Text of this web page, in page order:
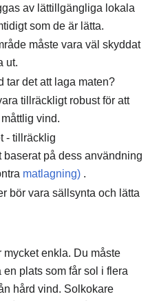
av lättillgängliga lokala
som de är lätta.
måste vara väl skyddat
ut.
tar det att laga maten?
tillräckligt robust för att
vind.
- tillräcklig
på dess användning
matlagning) .
bör vara sällsynta och lätta
enkla. Du måste
plats som får sol i flera
hård vind. Solkokare